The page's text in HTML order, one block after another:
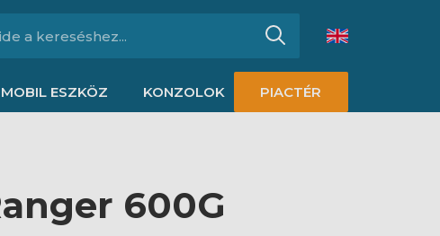
MOBIL ESZKÖZ KONZOLOK PIACTÉR
600G